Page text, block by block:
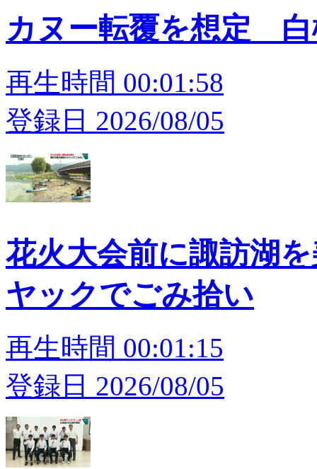
カヌー転覆を想定 白
再生時間 00:01:58
登録日 2026/08/05
花火大会前に諏訪湖
ヤックでごみ拾い
再生時間 00:01:15
登録日 2026/08/05